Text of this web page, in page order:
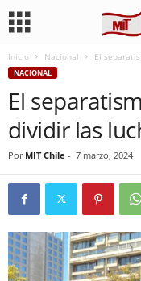
Inicio Nacional El
NACIONAL
El
dividir las
Por MIT Chile - 7 marzo, 2024